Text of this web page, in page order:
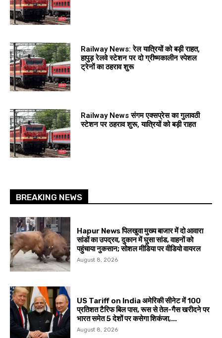
Railway News: रेल यात्रियों को बड़ी राहत,
हापुड़ रेलवे स्टेशन पर दो ग्रीष्मकालीन स्पेशल
ट्रेनों का ठहराव शुरू
Railway News संगम एक्सप्रेस का गुलावठी
स्टेशन पर ठहराव शुरू, यात्रियों को बड़ी राहत
BREAKING NEWS
Hapur News पिलखुवा मुख्य बाजार में दो आवारा
सांडों का उपद्रव, दुकान में घुसा सांड, वाहनों को
पहुंचाया नुकसान; सोशल मीडिया पर वीडियो वायरल
August 8, 2026
US Tariff on India अमेरिकी सीनेट में 100
प्रतिशत टैरिफ बिल पास, रूस से तेल-गैस खरीदने पर
भारत समेत 5 देशों पर कसेगा शिकंजा,...
August 8, 2026